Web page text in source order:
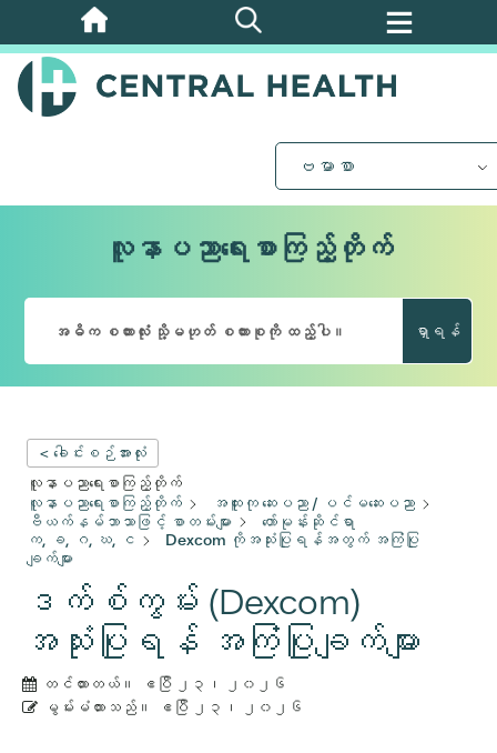
အဓိက
အကြောင်းအရာ
သို့
ဗမာစာ
လူနာပညာရေးစာကြည့်တိုက်
ရှာရန်
< ခေါင်းစဉ်အားလုံး
လူနာပညာရေးစာကြည့်တိုက်
လူနာပညာရေးစာကြည့်တိုက်
အထူးကု ဆေးပညာ / ပင်မဆေးပညာ
ဗီယက်နမ်ဘာသာဖြင့် စာတမ်းများ
ဟော်မုန်းဆိုင်ရာ
က, ခ, ဂ, ဃ, င
Dexcom ကိုအသုံးပြုရန်အတွက် အကြံပြု
ချက်များ
ဒက်စ်ကွမ်း (Dexcom)
အသုံးပြုရန် အကြံပြုချက်များ
တင်ထားတယ်။
ဧပြီ ၂၃၊ ၂၀၂၆
မွမ်းမံထားသည်။
ဧပြီ ၂၃၊ ၂၀၂၆